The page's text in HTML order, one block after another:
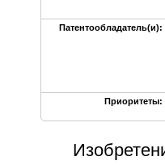
Патентообладатель(и):
Приоритеты: